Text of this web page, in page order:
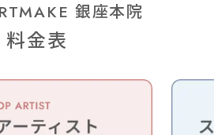
銀座本院
料金表